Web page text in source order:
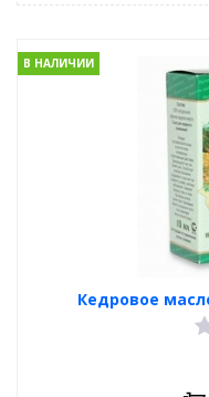
Кедровое
В НАЛИЧИИ